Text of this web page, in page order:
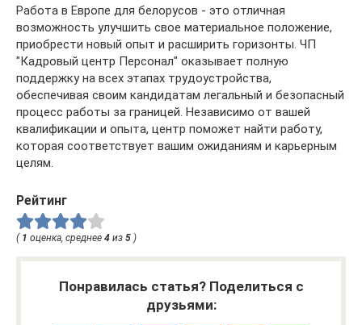
Работа в Европе для белорусов - это отличная
возможность улучшить свое материальное положение,
приобрести новый опыт и расширить горизонты. ЧП
"Кадровый центр Персонал" оказывает полную
поддержку на всех этапах трудоустройства,
обеспечивая своим кандидатам легальный и безопасный
процесс работы за границей. Независимо от вашей
квалификации и опыта, центр поможет найти работу,
которая соответствует вашим ожиданиям и карьерным
целям.
Рейтинг
( 1 оценка, среднее 4 из 5 )
Понравилась статья? Поделиться с
друзьями: